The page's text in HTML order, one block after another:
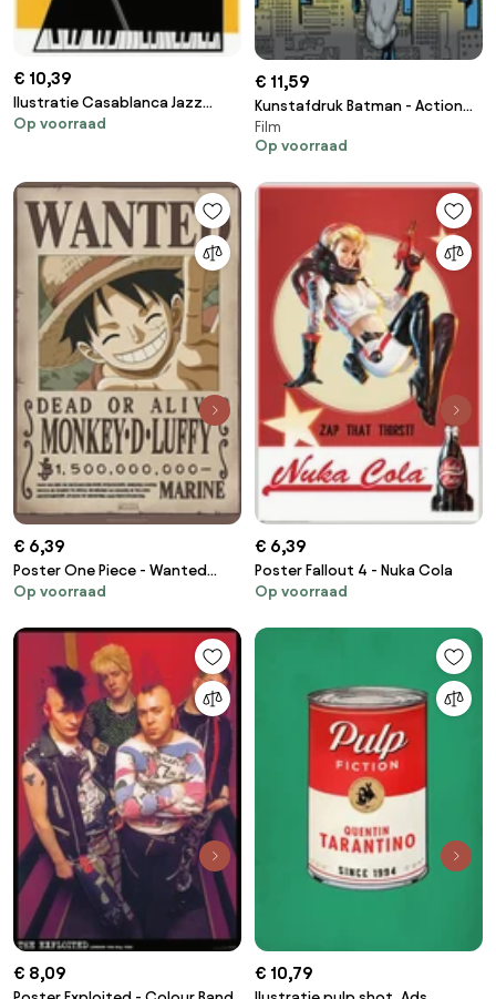
€ 10,39
Ilustratie Casablanca Jazz
YELLOW, Kubistika
Op voorraad
€ 11,59
Kunstafdruk Batman - Action
Hero
Film
Op voorraad
€ 6,39
Poster One Piece - Wanted
Luffy
Op voorraad
€ 6,39
Poster Fallout 4 - Nuka Cola
Op voorraad
€ 8,09 € 10,79